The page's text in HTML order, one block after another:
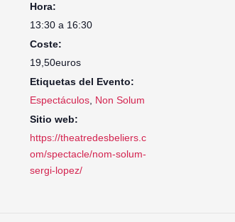
Hora:
13:30 a 16:30
Coste:
19,50euros
Etiquetas del Evento:
Espectáculos Non Solum
Sitio web:
https://theatredesbeliers.c
om/spectacle/nom-solum-
sergi-lopez/